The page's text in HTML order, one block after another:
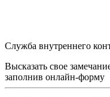
Служба внутреннего
Высказать свое
заполнив онлайн-форму